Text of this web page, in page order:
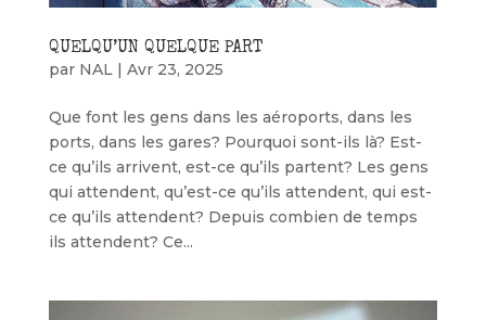
QUELQU’UN QUELQUE PART
par NAL| Avr 23, 2025
Que font les gens dans les aéroports, dans les
ports, dans les gares? Pourquoi sont-ils là? Est-
ce qu’ils arrivent, est-ce qu’ils partent? Les gens
qui attendent, qu’est-ce qu’ils attendent, qui est-
ce qu’ils attendent? Depuis combien de temps
ils attendent? Ce...